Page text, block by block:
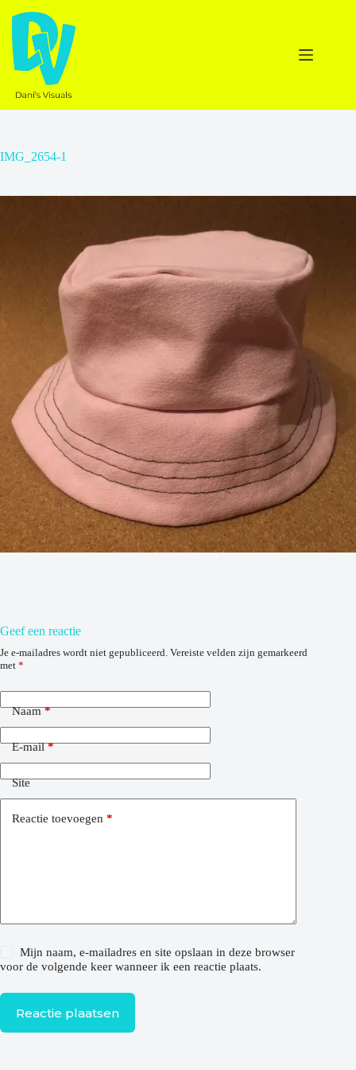
naar
inhoud
IMG_2654-1
Geef een reactie
Je e-mailadres wordt niet gepubliceerd. Vereiste velden zijn gemarkeerd
met *
Naam*
E-mail*
Site
Reactie toevoegen *
Mijn naam, e-mailadres en site opslaan in deze browser
voor de volgende keer wanneer ik een reactie plaats.
Reactie plaatsen